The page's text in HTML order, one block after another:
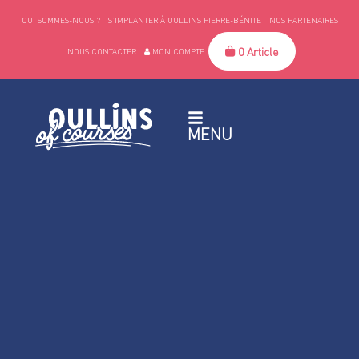
QUI SOMMES-NOUS ? S’IMPLANTER À OULLINS PIERRE-BÉNITE NOS PARTENAIRES
NOUS CONTACTER MON COMPTE 0 Article
MENU